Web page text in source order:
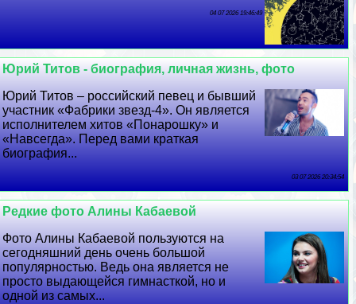
04 07 2026 19:46:49
Юрий Титов - биография, личная жизнь, фото
Юрий Титов – российский певец и бывший
участник «Фабрики звезд-4». Он является
исполнителем хитов «Понарошку» и
«Навсегда». Перед вами краткая
биография...
03 07 2026 20:34:54
Редкие фото Алины Кабаевой
Фото Алины Кабаевой пользуются на
сегодняшний день очень большой
популярностью. Ведь она является не
просто выдающейся гимнасткой, но и
одной из самых...